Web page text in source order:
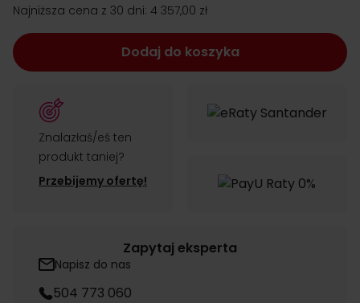
Najniższa cena z 30 dni: 4 357,00 zł
Dodaj do koszyka
Znalazłaś/eś ten
produkt taniej?
Przebijemy ofertę!
Zapytaj eksperta
Napisz do nas
504 773 060